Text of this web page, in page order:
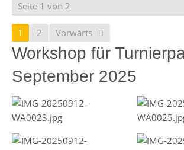
Seite 1 von 2
1 2 Vorwärts
Workshop für
September 2025